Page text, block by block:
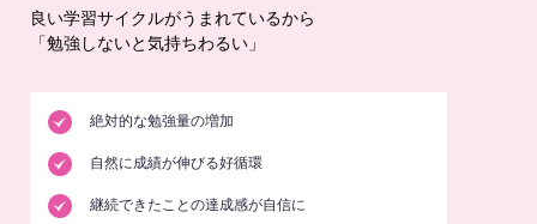
良い学習サイクルがうまれているから
「勉強しないと気持ちわるい」
絶対的な勉強量の増加
自然に成績が伸びる好循環
継続できたことの達成感が自信に